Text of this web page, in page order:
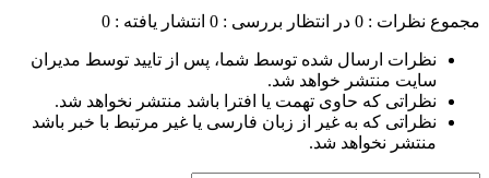
مجموع نظرات : 0 در انتظار بررسی : 0 انتشار یافته : 0
نظرات ارسال شده توسط شما، پس از تایید توسط مدیران
سایت منتشر خواهد شد.
نظراتی که حاوی تهمت یا افترا باشد منتشر نخواهد شد.
نظراتی که به غیر از زبان فارسی یا غیر مرتبط با خبر باشد
منتشر نخواهد شد.